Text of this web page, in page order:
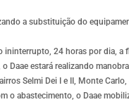
a substituição do
ininterrupto, 24 horas por dia, a
Daae estará realizando
Selmi Dei I e II, Monte
o abastecimento, o Daae